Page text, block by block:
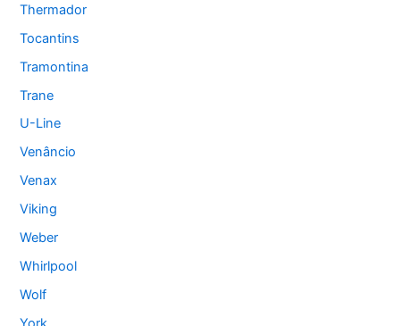
Thermador
Tocantins
Tramontina
Trane
U-Line
Venâncio
Venax
Viking
Weber
Whirlpool
Wolf